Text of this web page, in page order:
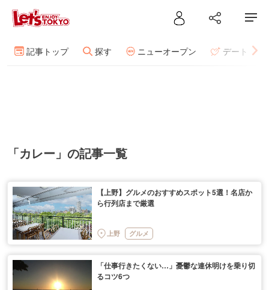
記事トップ 探す ニューオープン デート
「カレー」の記事一覧
【上野】グルメのおすすめスポット5選！名店か
ら行列店まで厳選
上野 グルメ
「仕事行きたくない…」憂鬱な連休明けを乗り切
るコツ6つ